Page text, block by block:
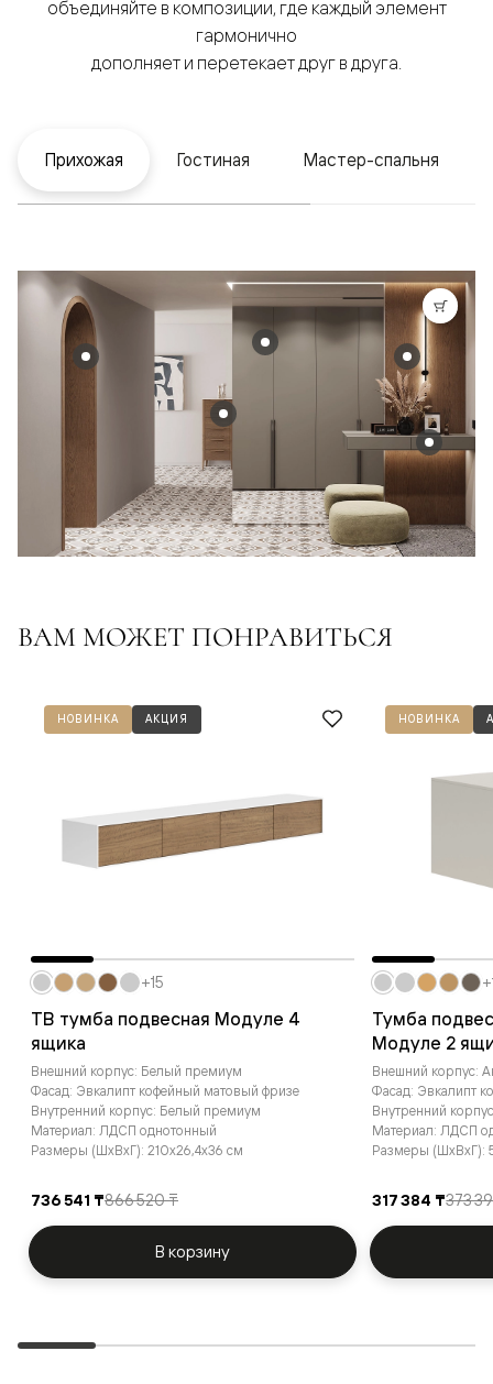
объединяйте в композиции, где каждый элемент
гармонично
дополняет и перетекает друг в друга.
Прихожая Гостиная Мастер-спальня
ВАМ МОЖЕТ ПОНРАВИТЬСЯ
НОВИНКА АКЦИЯ
ТВ тумба подвесная Модуле 4
ящика
Внешний корпус: Белый премиум
Фасад: Эвкалипт кофейный матовый фризе
Внутренний корпус: Белый премиум
Материал: ЛДСП однотонный
Размеры (ШxВxГ): 210x26,4x36 см
736 541 ₸866 520 ₸
+15
В корзину
НОВИНКА
Тумба
Модуле 2
Внешний корпус:
Фасад: Эвкалипт
Внутренний
Материал: ЛДСП
Размеры (ШxВxГ):
317 384 ₸373